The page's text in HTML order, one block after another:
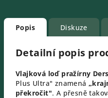
Popis Diskuze
Detailní popis
Vlajková loď pražírny
Plus Ultra" znamená
překročit". A přesně